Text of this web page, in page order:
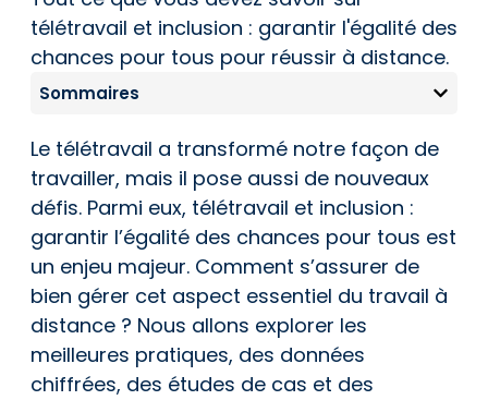
télétravail et inclusion : garantir l'égalité des
chances pour tous pour réussir à distance.
Sommaires
Le télétravail a transformé notre façon de
travailler, mais il pose aussi de nouveaux
défis. Parmi eux, télétravail et inclusion :
garantir l’égalité des chances pour tous est
un enjeu majeur. Comment s’assurer de
bien gérer cet aspect essentiel du travail à
distance ? Nous allons explorer les
meilleures pratiques, des données
chiffrées, des études de cas et des